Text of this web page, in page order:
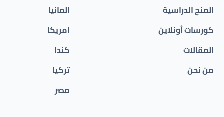
المنح الدراسية
كورسات أونلاين
المقالات
من نحن
المانيا
امريكا
كندا
تركيا
مصر